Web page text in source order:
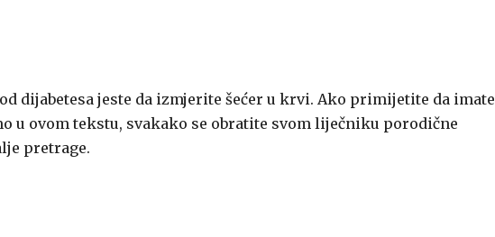
dijabetesa jeste da izmjerite šećer u krvi. Ako primijetite da imate
u ovom tekstu, svakako se obratite svom liječniku porodične
pretrage.